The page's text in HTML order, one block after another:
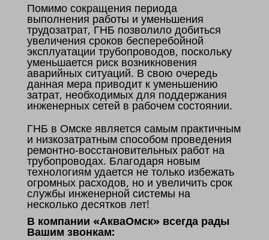
Помимо сокращения периода
выполнения работы и уменьшения
трудозатрат, ГНБ позволило добиться
увеличения сроков бесперебойной
эксплуатации трубопроводов, поскольку
уменьшается риск возникновения
аварийных ситуаций. В свою очередь
данная мера приводит к уменьшению
затрат, необходимых для поддержания
инженерных сетей в рабочем состоянии.
ГНБ в Омске является самым практичным
и низкозатратным способом проведения
ремонтно-восстановительных работ на
трубопроводах. Благодаря новым
технологиям удается не только избежать
огромных расходов, но и увеличить срок
службы инженерной системы на
несколько десятков лет!
В компании «АкваОмск» всегда рады
Вашим звонкам: